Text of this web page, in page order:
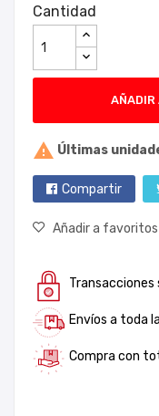
Cantidad
AÑADIR
 Últimas
Compartir
Añadir a favoritos
Transacciones
Envíos a toda
Compra con